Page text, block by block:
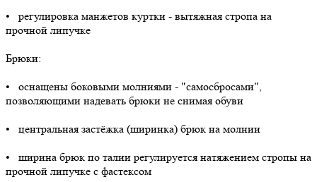
• регулировка манжетов куртки - вытяжная стропа на
прочной липучке
Брюки:
• оснащены боковыми молниями - "самосбросами",
позволяющими надевать брюки не снимая обуви
• центральная застёжка (ширинка) брюк на молнии
• ширина брюк по талии регулируется натяжением стропы на
прочной липучке с фастексом